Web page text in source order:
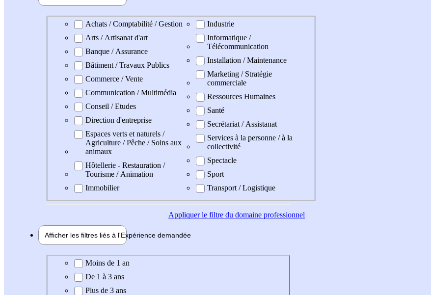
Domaine professionel
Achats / Comptabilité / Gestion
Arts / Artisanat d'art
Banque / Assurance
Bâtiment / Travaux Publics
Commerce / Vente
Communication / Multimédia
Conseil / Etudes
Direction d'entreprise
Espaces verts et naturels /
Agriculture / Pêche / Soins aux
animaux
Hôtellerie - Restauration /
Tourisme / Animation
Immobilier
Industrie
Informatique /
Télécommunication
Installation / Maintenance
Marketing / Stratégie
commerciale
Ressources Humaines
Santé
Secrétariat / Assistanat
Services à la personne / à la
collectivité
Spectacle
Sport
Transport / Logistique
Appliquerle filtre du domaine professionnel
Afficher les filtres liés à l'Expérience demandée
Expérience demandée
Moins de 1 an
De 1 à 3 ans
Plus de 3 ans